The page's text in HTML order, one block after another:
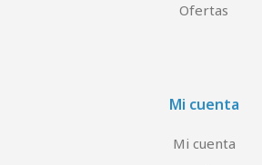
Ofertas
Mi cuenta
Mi cuenta